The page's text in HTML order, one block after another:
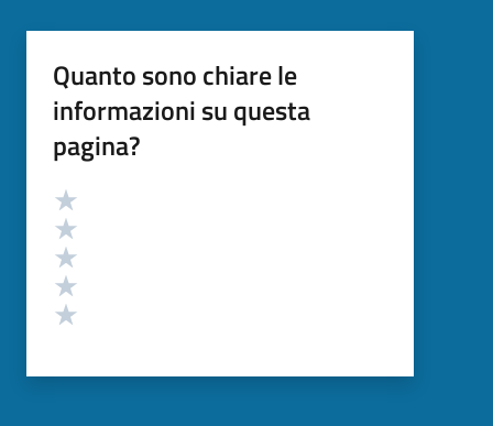
Quanto sono chiare le
informazioni su questa
pagina?
Valutazione